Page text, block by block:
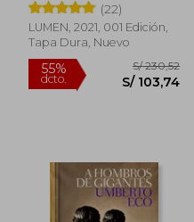
(22)
LUMEN, 2021, 001 Edición,
Tapa Dura, Nuevo